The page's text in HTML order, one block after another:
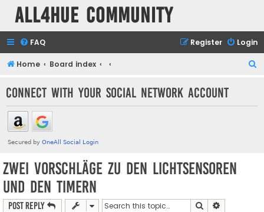
all4hue Community
FAQ Login
Register
Home Board index
r
Connect with your social network account
Zwei Vorschläge zu den Lichtsensoren
und den Timern
Post Reply Search